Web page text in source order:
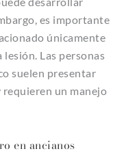
es importante
únicamente
Las personas
suelen presentar
un manejo
en ancianos